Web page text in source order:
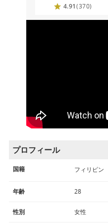
4.91(370)
プロフィール
国籍 フィリピン
年齢 28
性別 女性